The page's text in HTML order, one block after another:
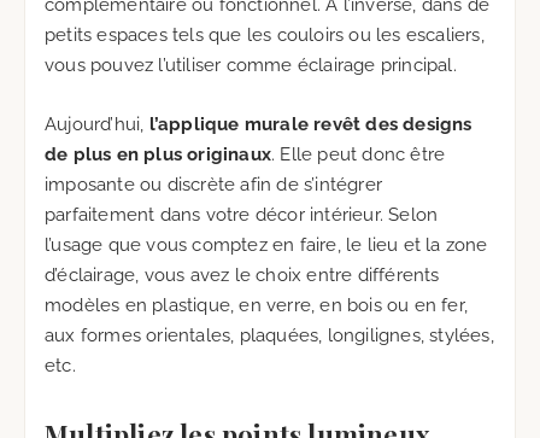
complémentaire ou fonctionnel. À l’inverse, dans de
petits espaces tels que les couloirs ou les escaliers,
vous pouvez l’utiliser comme éclairage principal.
Aujourd’hui, l’applique murale revêt des designs
de plus en plus originaux. Elle peut donc être
imposante ou discrète afin de s’intégrer
parfaitement dans votre décor intérieur. Selon
l’usage que vous comptez en faire, le lieu et la zone
d’éclairage, vous avez le choix entre différents
modèles en plastique, en verre, en bois ou en fer,
aux formes orientales, plaquées, longilignes, stylées,
etc.